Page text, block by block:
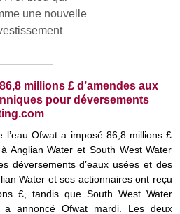
millions £ d’amendes aux
pour déversements
l’eau Ofwat a imposé 86,8 millions £
Anglian Water et South West Water
déversements d’eaux usées et des
Water et ses actionnaires ont reçu
£, tandis que South West Water
a annoncé Ofwat mardi. Les deux